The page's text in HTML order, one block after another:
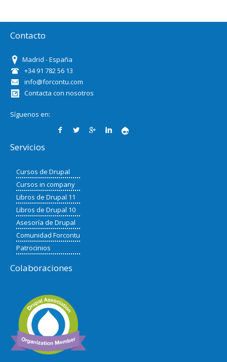
Contacto
Madrid - España
+34 91 782 56 13
info@forcontu.com
Contacta con nosotros
Síguenos en:
Servicios
Cursos de Drupal
Cursos in company
Libros de Drupal 11
Libros de Drupal 10
Asesoría de Drupal
Comunidad Forcontu
Patrocinios
Colaboraciones